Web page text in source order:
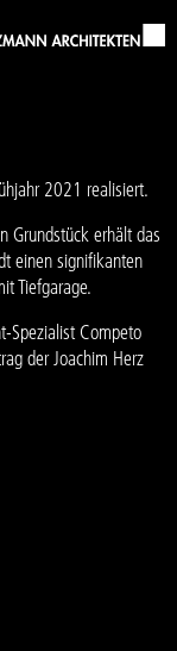
2021 realisiert.
Grundstück erhält das
einen signifikanten
Tiefgarage.
Spezialist Competo
der Joachim Herz